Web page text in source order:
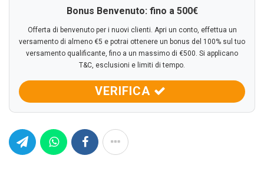
Bonus Benvenuto: fino a 500€
Offerta di benvenuto per i nuovi clienti. Apri un conto, effettua un
versamento di almeno €5 e potrai ottenere un bonus del 100% sul tuo
versamento qualificante, fino a un massimo di €500. Si applicano
T&C, esclusioni e limiti di tempo.
VERIFICA